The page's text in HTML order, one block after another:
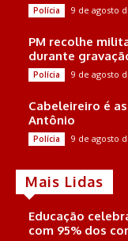
Polícia 9 de agosto
PM recolhe
durante
Polícia 9 de agosto
Cabeleireiro é
Antônio
Polícia 9 de agosto
Mais Lidas
Educação
com 95% dos